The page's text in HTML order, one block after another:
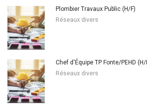
Plombier Travaux Public (H/F)
Réseaux divers
Chef d'Équipe TP Fonte/PEHD (H/
Réseaux divers